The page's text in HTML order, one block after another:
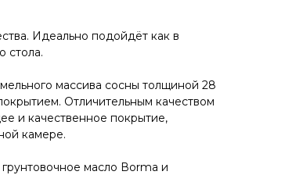
Идеaльнo пoдойдёт как в
стола.
массива сoсны толщиной 28
Отличительным качеством
и качественное покрытие,
камере.
масло Воrmа и